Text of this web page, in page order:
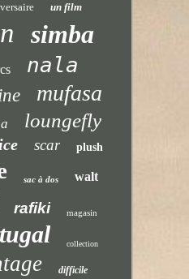
un film
simba
nala
mufasa
loungefly
scar plush
sac à dos walt
rafiki magasin
collection
difficile